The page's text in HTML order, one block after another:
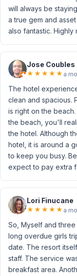
will always be
a true gem and
also fantastic. Highly
Jose Coubles
★ ★ ★ ★ ★ a
The hotel
clean and spacious.
is right on the
the beach, you'll
the hotel. Although
hotel, it is around a
to keep you busy.
expect to pay extra
Lori Finucane
★ ★ ★ ★ ★ a
So, Myself and
long overdue girls
date. The resort
staff. The service
breakfast area.